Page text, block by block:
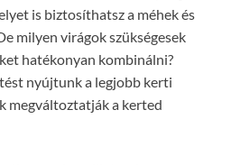
is biztosíthatsz a méhek és
milyen virágok szükségesek
hatékonyan kombinálni?
nyújtunk a legjobb kerti
megváltoztatják a kerted